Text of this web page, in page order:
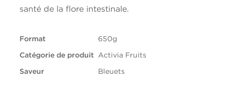
Fibres
Protéines
santé de la flore intestinale.
Format
650g
Catégorie de produit Activia Fruits
Saveur
Bleuets